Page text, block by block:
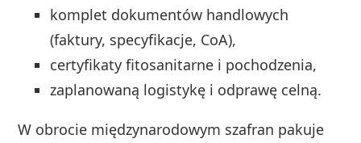
komplet dokumentów handlowych
(faktury, specyfikacje, CoA),
certyfikaty fitosanitarne i pochodzenia,
zaplanowaną logistykę i odprawę celną.
W obrocie międzynarodowym szafran pakuje